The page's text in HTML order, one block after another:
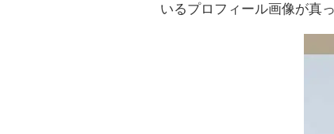
いるプロフィール画像が真